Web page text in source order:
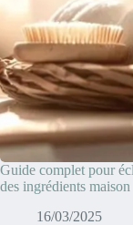
Guide complet pour
des ingrédients maison
16/03/2025